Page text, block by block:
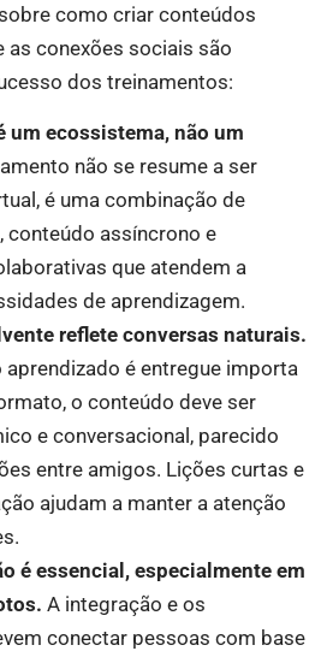
como criar conteúdos
as conexões sociais são
dos treinamentos:
um ecossistema, não um
não se resume a ser
é uma combinação de
conteúdo assíncrono e
que atendem a
de aprendizagem.
reflete conversas naturais.
é entregue importa
o conteúdo deve ser
e conversacional, parecido
entre amigos. Lições curtas e
ajudam a manter a atenção
é essencial, especialmente em
A integração e os
conectar pessoas com base